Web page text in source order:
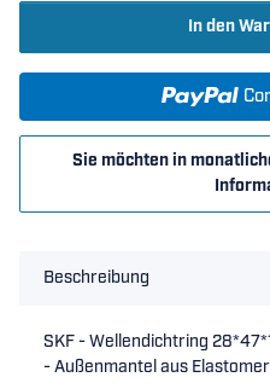
In den
Sie möchten in
Beschreibung
SKF - Wellendichtring
- Außenmantel aus